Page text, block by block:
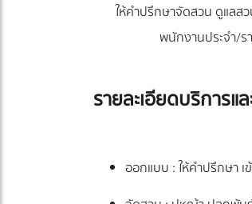
ให้คำปรึกษาจัดสวน ดูแลส
พนักงานประจำ/ร
รายละเอียดบริการแ
ออกแบบ : ให้คำปรึกษา